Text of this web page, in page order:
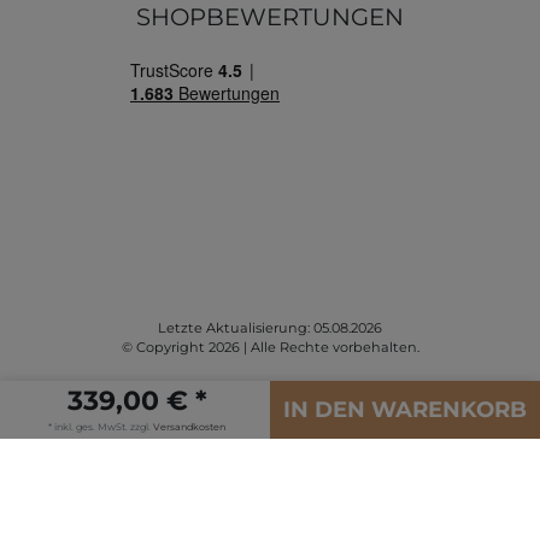
339,00 € *
* inkl. ges. MwSt. zzgl. Versandkosten
IN DEN WARENKORB
SHOPBEWERTUNGEN
Letzte Aktualisierung: 05.08.2026
© Copyright 2026 | Alle Rechte vorbehalten.